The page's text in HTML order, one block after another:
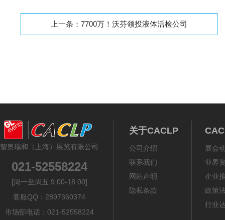
上一条： 7700万！沃芬领投液体活检公司
智奥瑞和（上海）展览有限公司
021-52558224
[周一至周五 9:00-18:00]
客服QQ：2897360374
市场部电话：021-52558224
关于CACLP
公司介绍
联系我们
网站声明
隐私条款
展会
业界
企业
政策
行业